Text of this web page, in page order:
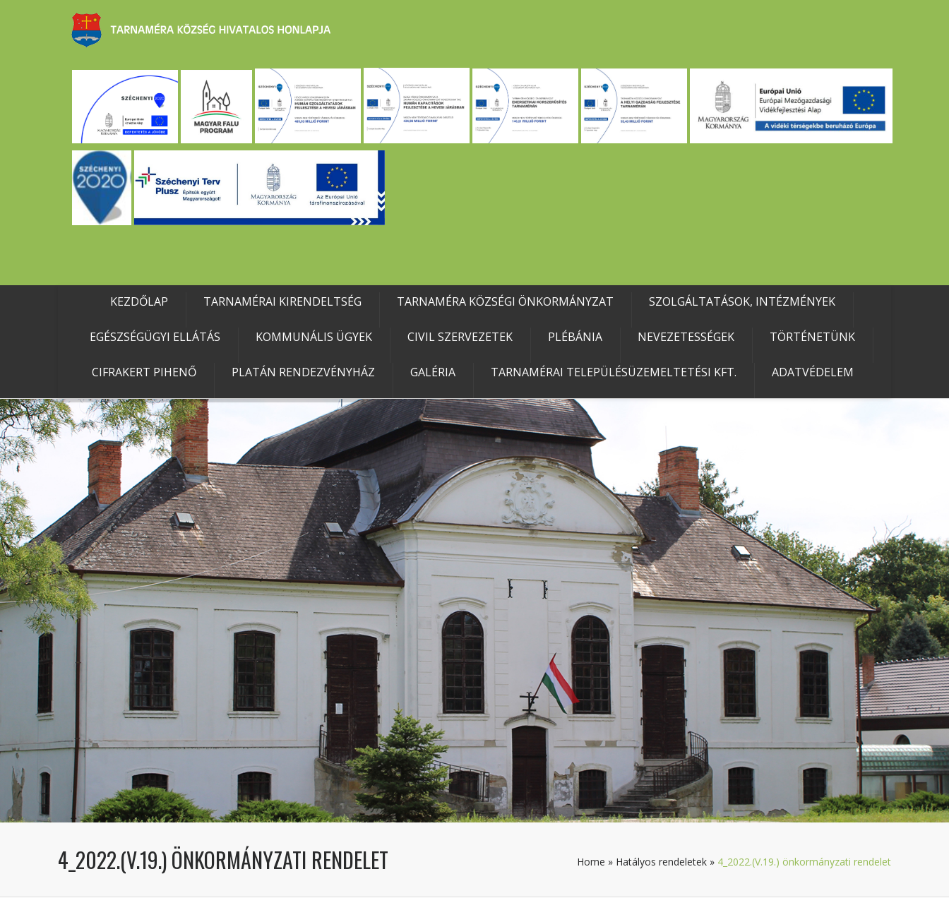
KEZDŐLAP TARNAMÉRAI KIRENDELTSÉG TARNAMÉRA KÖZSÉGI ÖNKORMÁNYZAT SZOLGÁLTATÁSOK, INTÉZMÉNYEK
EGÉSZSÉGÜGYI ELLÁTÁS KOMMUNÁLIS ÜGYEK CIVIL SZERVEZETEK PLÉBÁNIA NEVEZETESSÉGEK TÖRTÉNETÜNK
CIFRAKERT PIHENŐ PLATÁN RENDEZVÉNYHÁZ GALÉRIA TARNAMÉRAI TELEPÜLÉSÜZEMELTETÉSI KFT. ADATVÉDELEM
4_2022.(V.19.) ÖNKORMÁNYZATI RENDELET Home » Hatályos rendeletek » 4_2022.(V.19.) önkormányzati rendelet